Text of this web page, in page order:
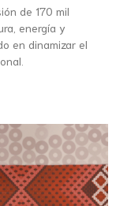
de 170 mil
energía y
en dinamizar el